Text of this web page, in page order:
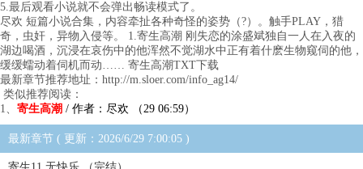
5.最后观看小说就不会弹出畅读模式了。
尽欢 短篇小说合集，内容牵扯各种奇怪的姿势（?）。触手PLAY，猎
奇，虫奸，异物入侵等。 1.寄生高潮 刚失恋的涂盛斌独自一人在入夜的
湖边喝酒，沉浸在哀伤中的他浑然不觉湖水中正有着什麽生物窥伺的他，
缓缓蠕动着伺机而动…… 寄生高潮TXT下载
最新章节推荐地址：http://m.sloer.com/info_ag14/
类似推荐阅读：
1、 寄生高潮 / 作者：尽欢 （29 06:59）
最新章节 ( 更新：2026/6/29 7:00:05 )